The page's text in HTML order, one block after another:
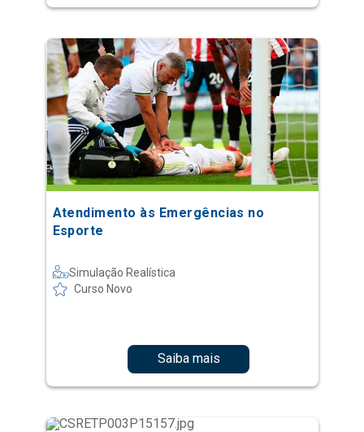
Atendimento às Emergências no
Esporte
Simulação Realística
Curso Novo
Saiba mais